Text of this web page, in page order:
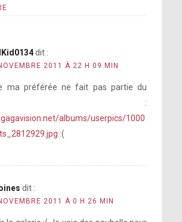
dit :
2011 À 22 H 09 MIN
ma préférée ne fait pas partie du
:
albums/userpics/1000
:(
dit :
2011 À 0 H 26 MIN